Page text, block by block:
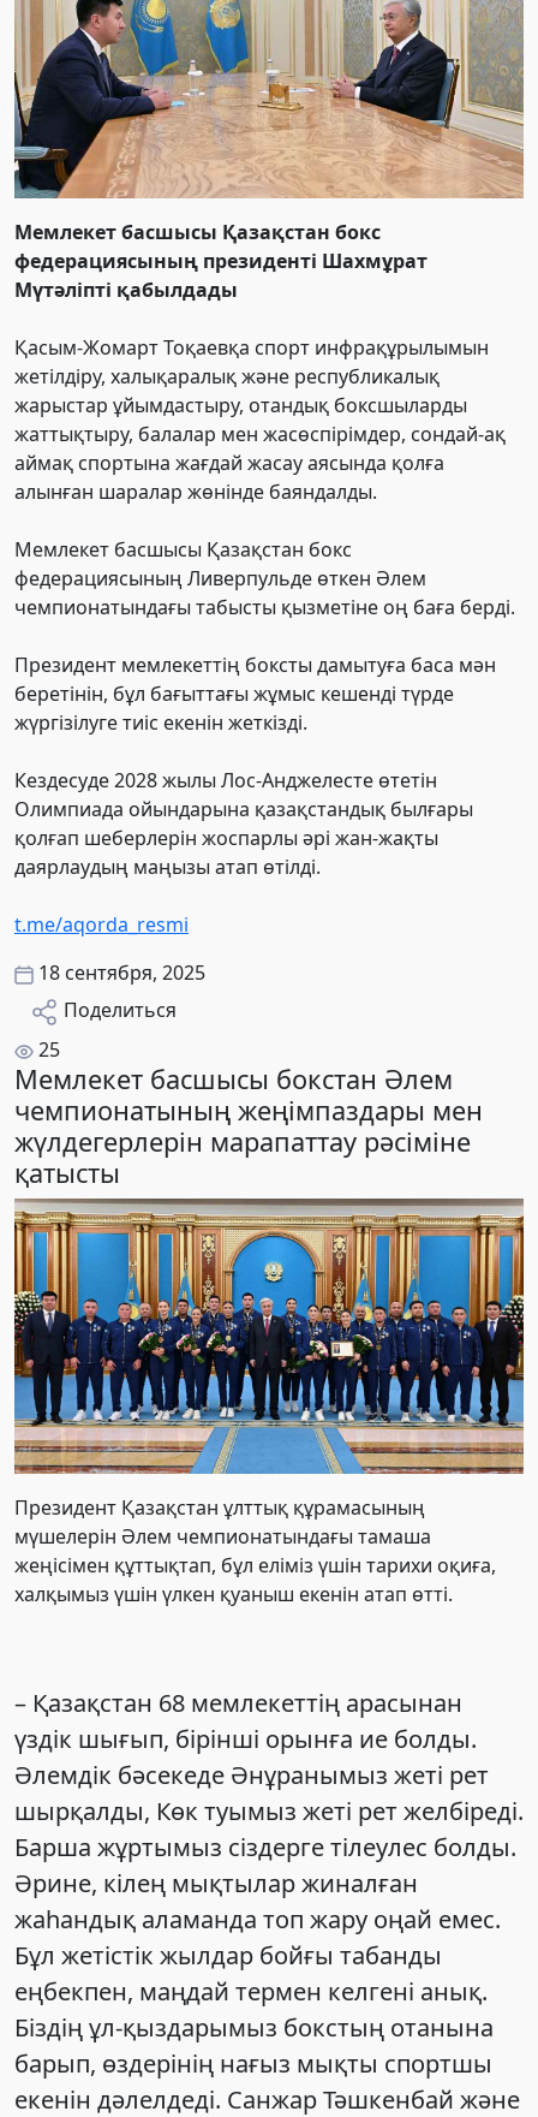
Мемлекет басшысы Қазақстан бокс
федерациясының президенті Шахмұрат
Мүтәліпті қабылдады
Қасым-Жомарт Тоқаевқа спорт инфрақұрылымын
жетілдіру, халықаралық және республикалық
жарыстар ұйымдастыру, отандық боксшыларды
жаттықтыру, балалар мен жасөспірімдер, сондай-ақ
аймақ спортына жағдай жасау аясында қолға
алынған шаралар жөнінде баяндалды.
Мемлекет басшысы Қазақстан бокс
федерациясының Ливерпульде өткен Әлем
чемпионатындағы табысты қызметіне оң баға берді.
Президент мемлекеттің боксты дамытуға баса мән
беретінін, бұл бағыттағы жұмыс кешенді түрде
жүргізілуге тиіс екенін жеткізді.
Кездесуде 2028 жылы Лос-Анджелесте өтетін
Олимпиада ойындарына қазақстандық былғары
қолғап шеберлерін жоспарлы әрі жан-жақты
даярлаудың маңызы атап өтілді.
t.me/aqorda_resmi
18 сентября, 2025
Поделиться
25
Мемлекет басшысы бокстан Әлем
чемпионатының жеңімпаздары мен
жүлдегерлерін марапаттау рәсіміне
қатысты
Президент Қазақстан ұлттық құрамасының
мүшелерін Әлем чемпионатындағы тамаша
жеңісімен құттықтап, бұл еліміз үшін тарихи оқиға,
халқымыз үшін үлкен қуаныш екенін атап өтті.
– Қазақстан 68 мемлекеттің арасынан
үздік шығып, бірінші орынға ие болды.
Әлемдік бәсекеде Әнұранымыз жеті рет
шырқалды, Көк туымыз жеті рет желбіреді.
Барша жұртымыз сіздерге тілеулес болды.
Әрине, кілең мықтылар жиналған
жаһандық аламанда топ жару оңай емес.
Бұл жетістік жылдар бойғы табанды
еңбекпен, маңдай термен келгені анық.
Біздің ұл-қыздарымыз бокстың отанына
барып, өздерінің нағыз мықты спортшы
екенін дәлелдеді. Санжар Тәшкенбай және